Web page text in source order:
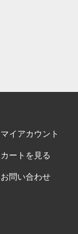
マイアカウント
カートを見る
お問い合わせ